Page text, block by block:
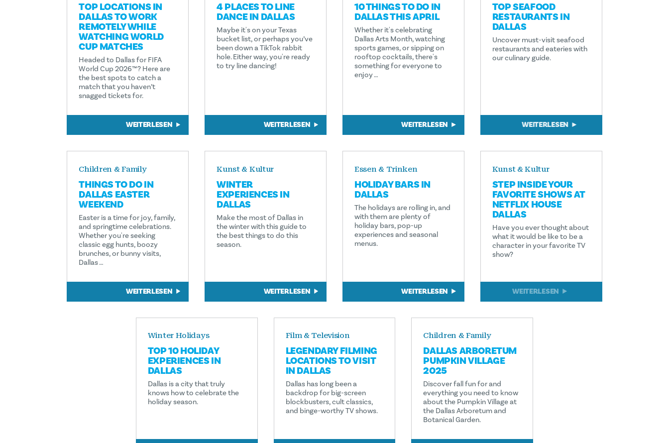
TOP LOCATIONS IN
DALLAS TO WORK
REMOTELY WHILE
WATCHING WORLD
CUP MATCHES
Headed to Dallas for FIFA
World Cup 2026™? Here are
the best spots to catch a
match that you haven’t
snagged tickets for.
WEITERLESEN
4 PLACES TO LINE
DANCE IN DALLAS
Maybe it's on your Texas
bucket list, or perhaps you’ve
been down a TikTok rabbit
hole. Either way, you're ready
to try line dancing!
WEITERLESEN
10 THINGS TO DO IN
DALLAS THIS APRIL
Whether it's celebrating
Dallas Arts Month, watching
sports games, or sipping on
rooftop cocktails, there's
something for everyone to
enjoy …
WEITERLESEN
TOP SEAFOOD
RESTAURANTS IN
DALLAS
Uncover must-visit seafood
restaurants and eateries with
our culinary guide.
WEITERLESEN
Children & Family
THINGS TO DO IN
DALLAS EASTER
WEEKEND
Easter is a time for joy, family,
and springtime celebrations.
Whether you're seeking
classic egg hunts, boozy
brunches, or bunny visits,
Dallas …
WEITERLESEN
Kunst & Kultur
WINTER
EXPERIENCES IN
DALLAS
Make the most of Dallas in
the winter with this guide to
the best things to do this
season.
WEITERLESEN
Essen & Trinken
HOLIDAY BARS IN
DALLAS
The holidays are rolling in, and
with them are plenty of
holiday bars, pop-up
experiences and seasonal
menus.
WEITERLESEN
Kunst & Kultur
STEP INSIDE YOUR
FAVORITE SHOWS AT
NETFLIX HOUSE
DALLAS
Have you ever thought about
what it would be like to be a
character in your favorite TV
show?
WEITERLESEN
Winter Holidays
TOP 10 HOLIDAY
EXPERIENCES IN
DALLAS
Dallas is a city that truly
knows how to celebrate the
holiday season.
Film & Television
LEGENDARY FILMING
LOCATIONS TO VISIT
IN DALLAS
Dallas has long been a
backdrop for big-screen
blockbusters, cult classics,
and binge-worthy TV shows.
Children & Family
DALLAS ARBORETUM
PUMPKIN VILLAGE
2025
Discover fall fun for and
everything you need to know
about the Pumpkin Village at
the Dallas Arboretum and
Botanical Garden.